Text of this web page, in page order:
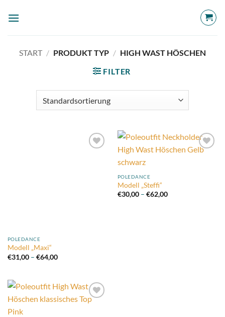
Inhalt
START / PRODUKT TYP / HIGH WAST HÖSCHEN
FILTER
POLEDANCE
Modell „Maxi“
€31,00 – €64,00Preisspanne:
POLEDANCE
Modell „Steffi“
€30,00 – €62,00Preisspanne:
Add to